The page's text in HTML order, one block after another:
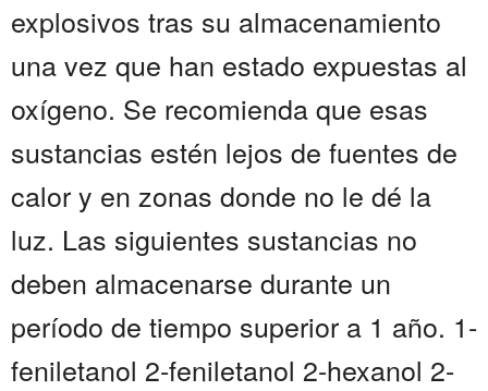
explosivos tras su almacenamiento
una vez que han estado expuestas al
oxígeno. Se recomienda que esas
sustancias estén lejos de fuentes de
calor y en zonas donde no le dé la
luz. Las siguientes sustancias no
deben almacenarse durante un
período de tiempo superior a 1 año. 1-
feniletanol 2-feniletanol 2-hexanol 2-